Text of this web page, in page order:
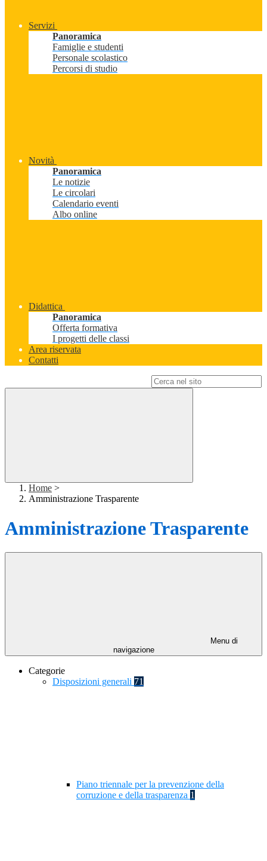
Servizi
Panoramica
Famiglie e studenti
Personale scolastico
Percorsi di studio
Novità
Panoramica
Le notizie
Le circolari
Calendario eventi
Albo online
Didattica
Panoramica
Offerta formativa
I progetti delle classi
Area riservata
Contatti
Home >
Amministrazione Trasparente
Amministrazione Trasparente
Menu di
navigazione
Categorie
Disposizioni generali 71
Piano triennale per la prevenzione della
corruzione e della trasparenza 1